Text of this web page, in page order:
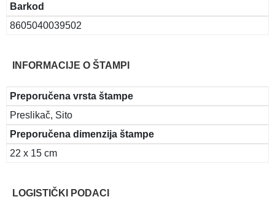
Barkod
8605040039502
INFORMACIJE O ŠTAMPI
Preporučena vrsta štampe
Preslikač, Sito
Preporučena dimenzija štampe
22 x 15 cm
LOGISTIČKI PODACI